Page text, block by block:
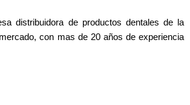
distribuidora de productos dentales de la
con mas de 20 años de experiencia